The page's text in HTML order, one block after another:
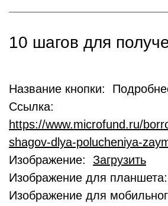
10 шагов для
Название кнопки:
Ссылка:
https://www.microfund.ru/
shagov-dlya-polucheniya-
Изображение: Загрузить
Изображение для планшета:
Изображение для